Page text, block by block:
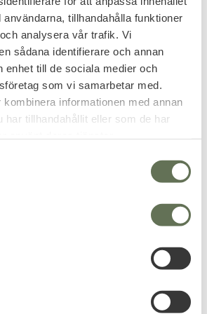
tillhandahålla funktioner
analysera vår trafik. Vi
sådana identifierare och annan
enhet till de sociala medier och
som vi samarbetar med.
informationen med annan
har tillhandahållit eller som de har
Add to favorites
Swiss Arms Platinum
Airsoftkulor 0,28g